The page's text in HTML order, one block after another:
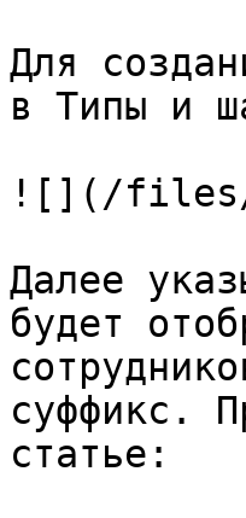
Для
в Типы и
![](/files/-
Далее
будет
суффикс.
статье: